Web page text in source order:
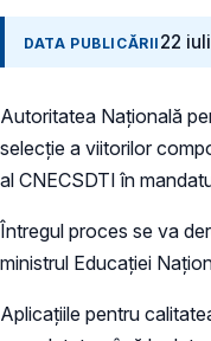
DATA PUBLICĂRII 22
Autoritatea Naţională
selecţie a viitorilor
al CNECSDTI în
Întregul proces se va
ministrul Educaţiei
Aplicaţiile pentru